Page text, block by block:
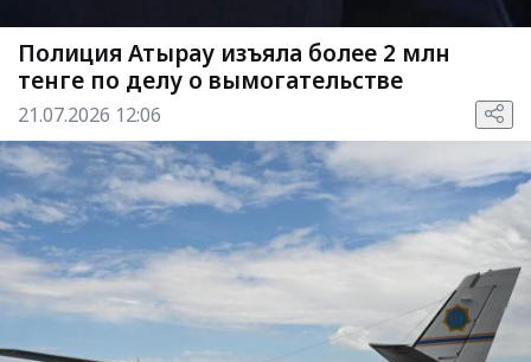
Полиция Атырау изъяла более 2 млн
тенге по делу о вымогательстве
21.07.2026 12:06